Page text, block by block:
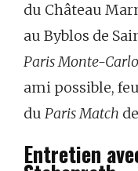
du Château
au Byblos de
Paris Monte-Carlo
ami possible,
du Paris Match
Entretien